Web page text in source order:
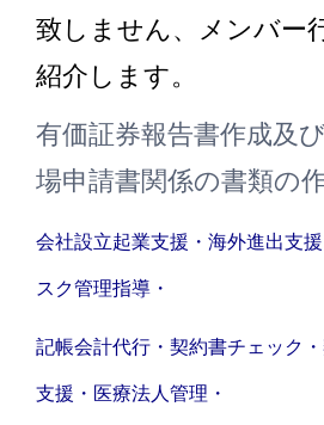
致しません、メンバー
紹介します。
有価証券報告書作成及
場申請書関係の書類の
会社設立起業支援・海外進出支
スク管理指導・
記帳会計代行・契約書チェック
支援・医療法人管理・